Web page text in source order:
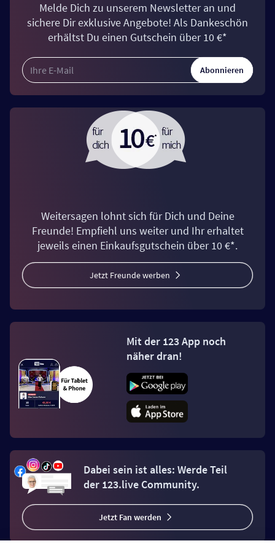
Melde Dich zu unserem Newsletter an und
sichere Dir exklusive Angebote! Als Dankeschön
erhältst Du einen Gutschein über 10 €*
Abonnieren
Weitersagen lohnt sich für Dich und Deine
Freunde! Empfiehl uns weiter und Ihr erhaltet
jeweils einen Einkaufsgutschein über 10 €*.
Jetzt Freunde werben
Mit der 123 App noch
näher dran!
Dabei sein ist alles: Werde Teil
der 123.live Community.
Jetzt Fan werden